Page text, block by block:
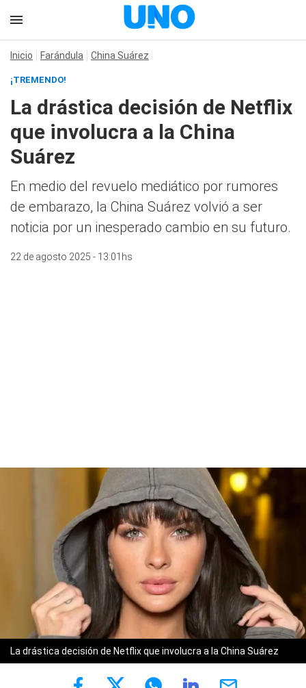
Inicio Farándula China Suárez
¡TREMENDO!
La drástica decisión de Netflix
que involucra a la China
Suárez
En medio del revuelo mediático por rumores
de embarazo, la China Suárez volvió a ser
noticia por un inesperado cambio en su futuro.
22 de agosto 2025 - 13:01hs
La drástica decisión de Netflix que involucra a la China Suárez